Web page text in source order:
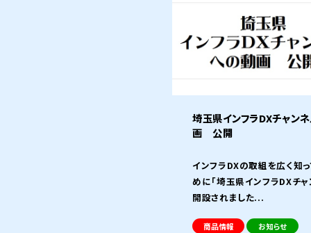
埼玉県インフラDXチャン
画 公開
インフラDXの取組を広く知
めに「埼玉県インフラDXチ
開設されました...
商品情報
お知らせ